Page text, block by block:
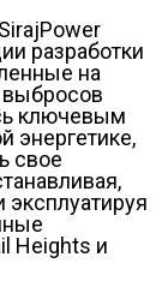
разработки
на
ключевым
энергетике,
свое
Heights и